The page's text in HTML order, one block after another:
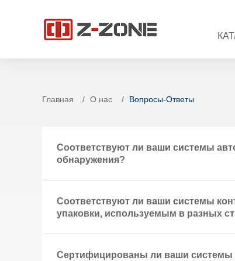
Главная О нас Вопросы-Ответы
Соответствуют ли ваши системы
обнаружения?
Соответствуют ли ваши системы
упаковки, используемым в разных
Сертифицированы ли ваши системы